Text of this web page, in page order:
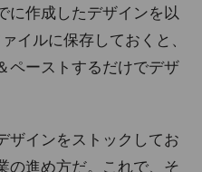
に作成したデザインを以
イルに保存しておくと、
ペーストするだけでデザ
ザインをストックしてお
の進め方だ。これで、そ